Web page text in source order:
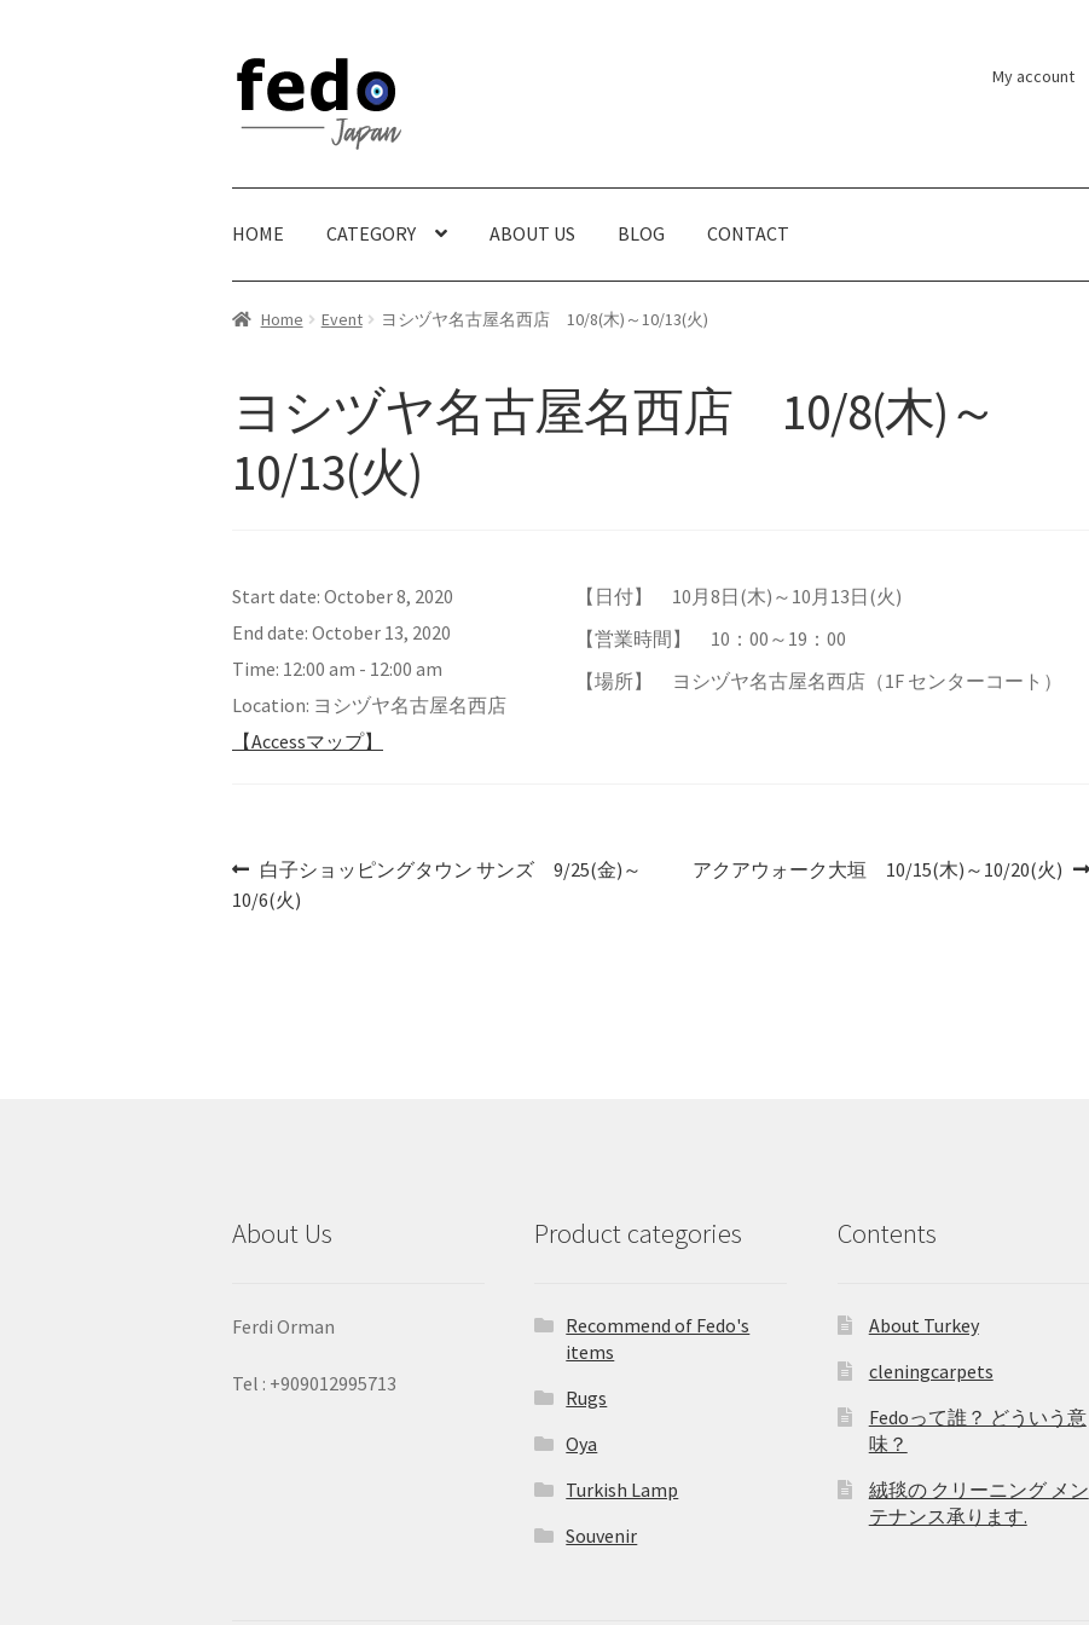
Skip
navigation
Skip
content
My account
HOME CATEGORY ABOUT US BLOG CONTACT
Home Event ヨシヅヤ名古屋名西店 10/8(木)～10/13(火)
ヨシヅヤ名古屋名西店 10/8(木)～
10/13(火)
Start date: October 8, 2020
End date: October 13, 2020
Time: 12:00 am - 12:00 am
Location: ヨシヅヤ名古屋名西店
【Accessマップ】
【日付】 10月8日(木)～10月13日(火)
【営業時間】 10：00～19：00
【場所】 ヨシヅヤ名古屋名西店（1F センターコート）
Post
navigation
Previous
post:
白子ショッピングタウン サンズ 9/25(金)～
10/6(火)
Next
アクアウォーク大垣 10/15(木)～10/20(火)
About Us
Ferdi Orman
Tel : +909012995713
Product categories
Recommend of Fedo's
items
Rugs
Oya
Turkish Lamp
Souvenir
Contents
About Turkey
cleningcarpets
Fedoって誰？ どういう意
味？
絨毯の クリーニング メン
テナンス承ります.